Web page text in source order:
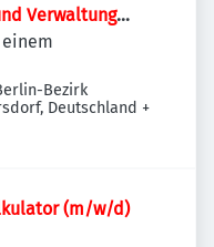
Verwaltung
Bezirk
Deutschland +
(m/w/d)